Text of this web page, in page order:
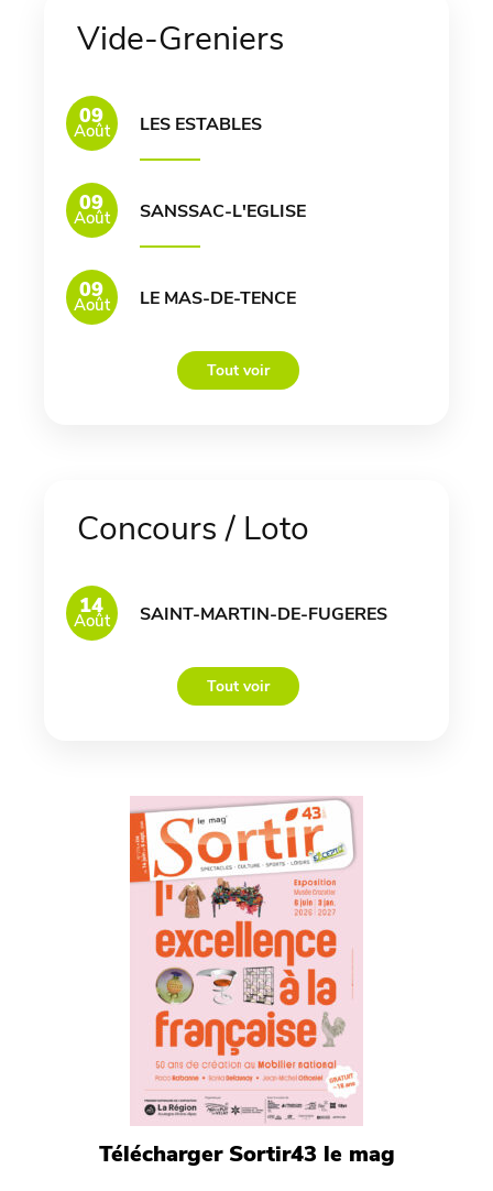
Vide-Greniers
09
Août LES ESTABLES
09
Août SANSSAC-L'EGLISE
09
Août LE MAS-DE-TENCE
Tout voir
Concours / Loto
14
Août SAINT-MARTIN-DE-FUGERES
Tout voir
Télécharger Sortir43 le mag